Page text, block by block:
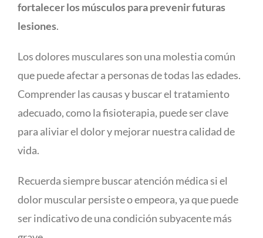
fortalecer los músculos para prevenir futuras
lesiones.
Los dolores musculares son una molestia común
que puede afectar a personas de todas las edades.
Comprender las causas y buscar el tratamiento
adecuado, como la fisioterapia, puede ser clave
para aliviar el dolor y mejorar nuestra calidad de
vida.
Recuerda siempre buscar atención médica si el
dolor muscular persiste o empeora, ya que puede
ser indicativo de una condición subyacente más